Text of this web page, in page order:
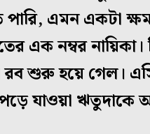
এমন একটা
এক নম্বর
রব শুরু হয়ে গেল।
যাওয়া